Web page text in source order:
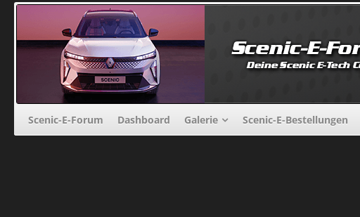
Scenic-E-Forum Dashboard Galerie Scenic-E-Bestellungen